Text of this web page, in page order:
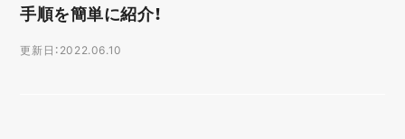
手順を簡単に紹介！
更新日：2022.06.10